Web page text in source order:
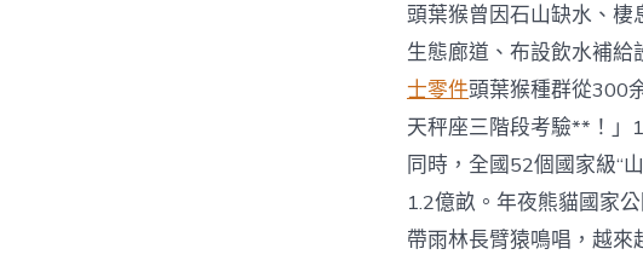
頭葉猴曾因石山缺水、棲
生態廊道、布設飲水補
士零件頭葉猴種群從300
天秤座三階段考驗**！」
同時，全國52個國家級“
1.2億畝。年夜熊貓國家
帶雨林長臂猿鳴唱，越